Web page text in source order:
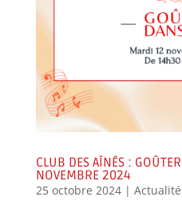
CLUB DES AÎNÉS :
NOVEMBRE 2024
25 octobre 2024|